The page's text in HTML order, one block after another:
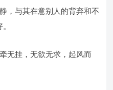
，与其在意别人的背弃和不
无挂，无欲无求，起风而